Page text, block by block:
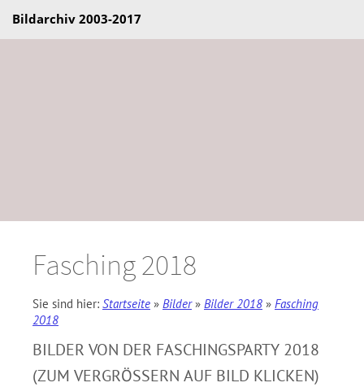
Bildarchiv 2003-2017
Fasching 2018
Sie sind hier: Startseite » Bilder» Bilder 2018 » Fasching
2018
BILDER VON DER FASCHINGSPARTY 2018
(ZUM VERGRÖSSERN AUF BILD KLICKEN)